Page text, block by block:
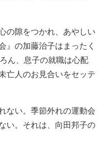
の隙をつかれ、あやしい
』の加藤治子はまったく
ん、息子の就職は心配
亡人のお見合いをセッテ
ない。季節外れの運動会
い。それは、向田邦子の